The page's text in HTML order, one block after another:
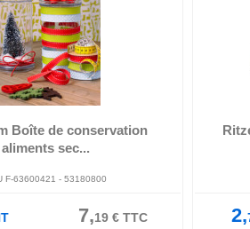
Boîte de conservation
aliments sec...
F-63600421 - 53180800
7,19 € TTC
en SAN/silicone, à usage
hermétique ave...
2,